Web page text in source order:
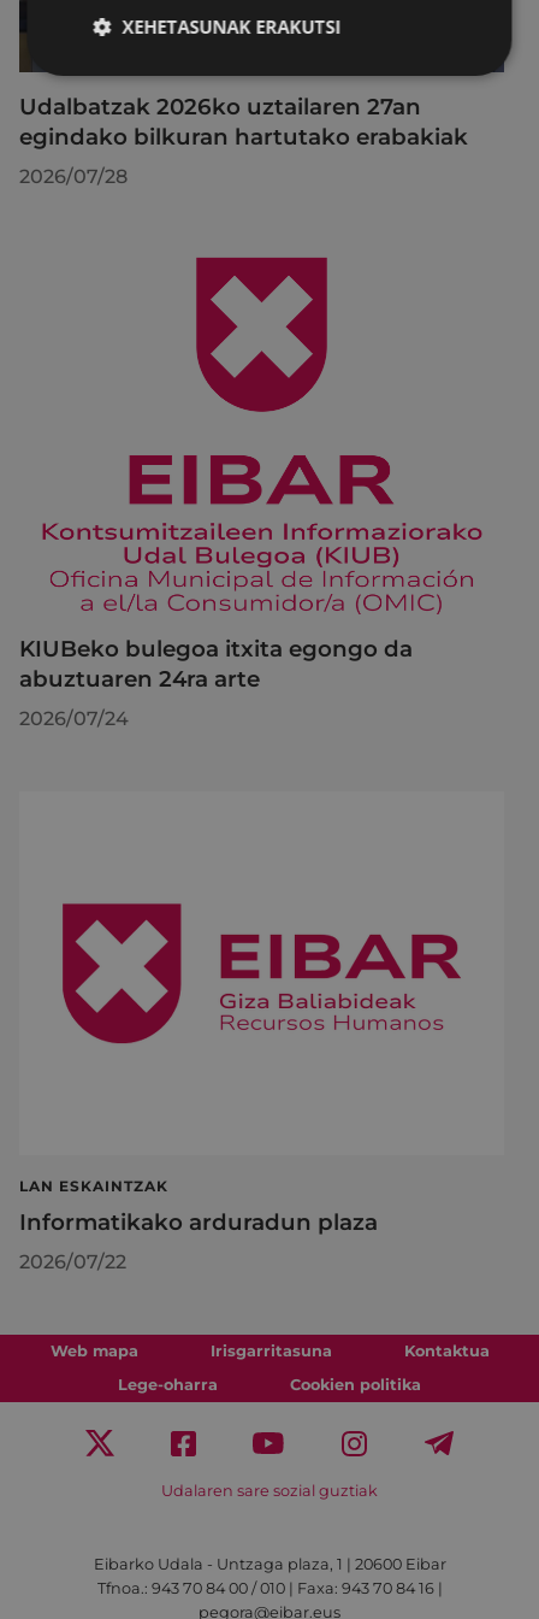
Udalbatzak 2026ko uztailaren 27an
egindako bilkuran hartutako erabakiak
2026/07/28
KIUBeko bulegoa itxita egongo da
abuztuaren 24ra arte
2026/07/24
LAN ESKAINTZAK
Informatikako arduradun plaza
2026/07/22
Web mapa Irisgarritasuna
Kontaktua
Lege-oharra
Cookien politika
Udalaren sare sozial guztiak
Eibarko Udala - Untzaga plaza, 1 | 20600 Eibar
Tfnoa.: 943 70 84 00 / 010 | Faxa: 943 70 84 16 |
pegora@eibar.eus
XEHETASUNAK ERAKUTSI